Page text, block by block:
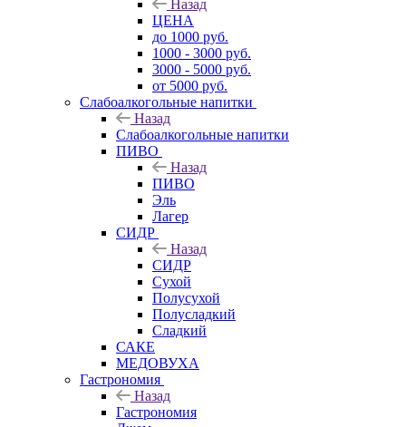
Назад
ЦЕНА
до 1000 руб.
1000 - 3000 руб.
3000 - 5000 руб.
от 5000 руб.
Слабоалкогольные напитки
Назад
Слабоалкогольные напитки
ПИВО
Назад
ПИВО
Эль
Лагер
СИДР
Назад
СИДР
Сухой
Полусухой
Полусладкий
Сладкий
САКЕ
МЕДОВУХА
Гастрономия
Назад
Гастрономия